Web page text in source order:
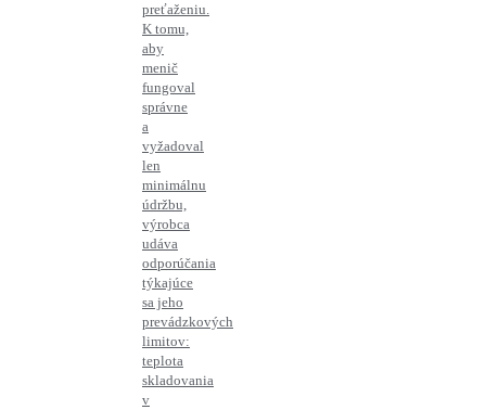
preťaženiu.
K tomu,
aby
menič
fungoval
správne
a
vyžadoval
len
minimálnu
údržbu,
výrobca
udáva
odporúčania
týkajúce
sa jeho
prevádzkových
limitov:
teplota
skladovania
v